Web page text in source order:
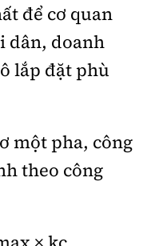
để cơ quan
dân, doanh
lắp đặt phù
một pha, công
theo công